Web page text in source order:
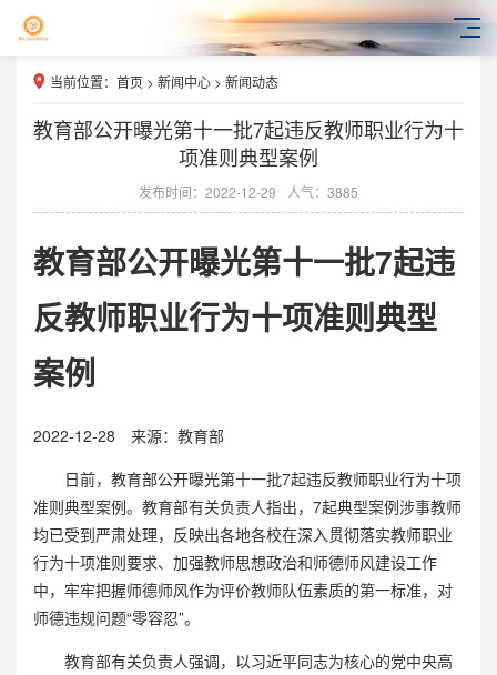
当前位置： 首页 > 新闻中心 > 新闻动态
教育部公开曝光第十一批7起违反教师职业行为十
项准则典型案例
发布时间：2022-12-29 人气：3885
教育部公开曝光第十一批7起违
反教师职业行为十项准则典型
案例
2022-12-28 来源：教育部
日前，教育部公开曝光第十一批7起违反教师职业行为十项
准则典型案例。教育部有关负责人指出，7起典型案例涉事教师
均已受到严肃处理，反映出各地各校在深入贯彻落实教师职业
行为十项准则要求、加强教师思想政治和师德师风建设工作
中，牢牢把握师德师风作为评价教师队伍素质的第一标准，对
师德违规问题“零容忍”。
教育部有关负责人强调，以习近平同志为核心的党中央高